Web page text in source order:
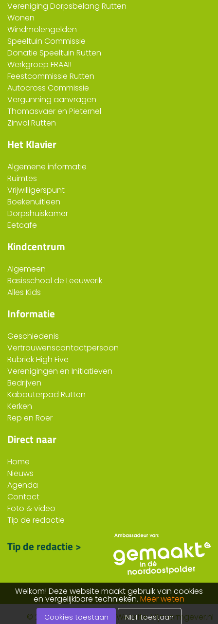
Vereniging Dorpsbelang Rutten
Wonen
Windmolengelden
Speeltuin Commissie
Donatie Speeltuin Rutten
Werkgroep FRAAI!
Feestcommissie Rutten
Autocross Commissie
Vergunning aanvragen
Thomasvaer en Pieternel
Zinvol Rutten
Het Klavier
Algemene informatie
Ruimtes
Vrijwilligerspunt
Boekenuitleen
Dorpshuiskamer
Eetcafe
Kindcentrum
Algemeen
Basisschool de Leeuwerik
Alles Kids
Informatie
Geschiedenis
Vertrouwenscontactpersoon
Rubriek High Five
Verenigingen en Initiatieven
Bedrijven
Kabouterpad Rutten
Kerken
Rep en Roer
Direct naar
Home
Nieuws
Agenda
Contact
Foto & video
Tip de redactie
Tip de redactie >
© 2026 ruttennop.nl Website: Mijnvormgever.nl
Welkom! Deze website maakt gebruik van cookies
en vergelijkbare technieken. Meer weten
Cookies toestaan NIET toestaan